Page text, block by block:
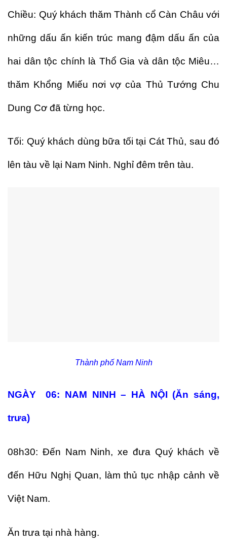
Chiều: Quý khách thăm Thành cổ Càn Châu với
những dấu ấn kiến trúc mang đậm dấu ấn của
hai dân tộc chính là Thổ Gia và dân tộc Miêu…
thăm Khổng Miếu nơi vợ của Thủ Tướng Chu
Dung Cơ đã từng học.
Tối: Quý khách dùng bữa tối tại Cát Thủ, sau đó
lên tàu về lại Nam Ninh. Nghỉ đêm trên tàu.
Thành phố Nam Ninh
NGÀY 06: NAM NINH – HÀ NỘI (Ăn sáng,
trưa)
08h30: Đến Nam Ninh, xe đưa Quý khách về
đến Hữu Nghị Quan, làm thủ tục nhập cảnh về
Việt Nam.
Ăn trưa tại nhà hàng.